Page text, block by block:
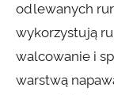
odlewanych
wykorzystują
walcowanie i
warstwą